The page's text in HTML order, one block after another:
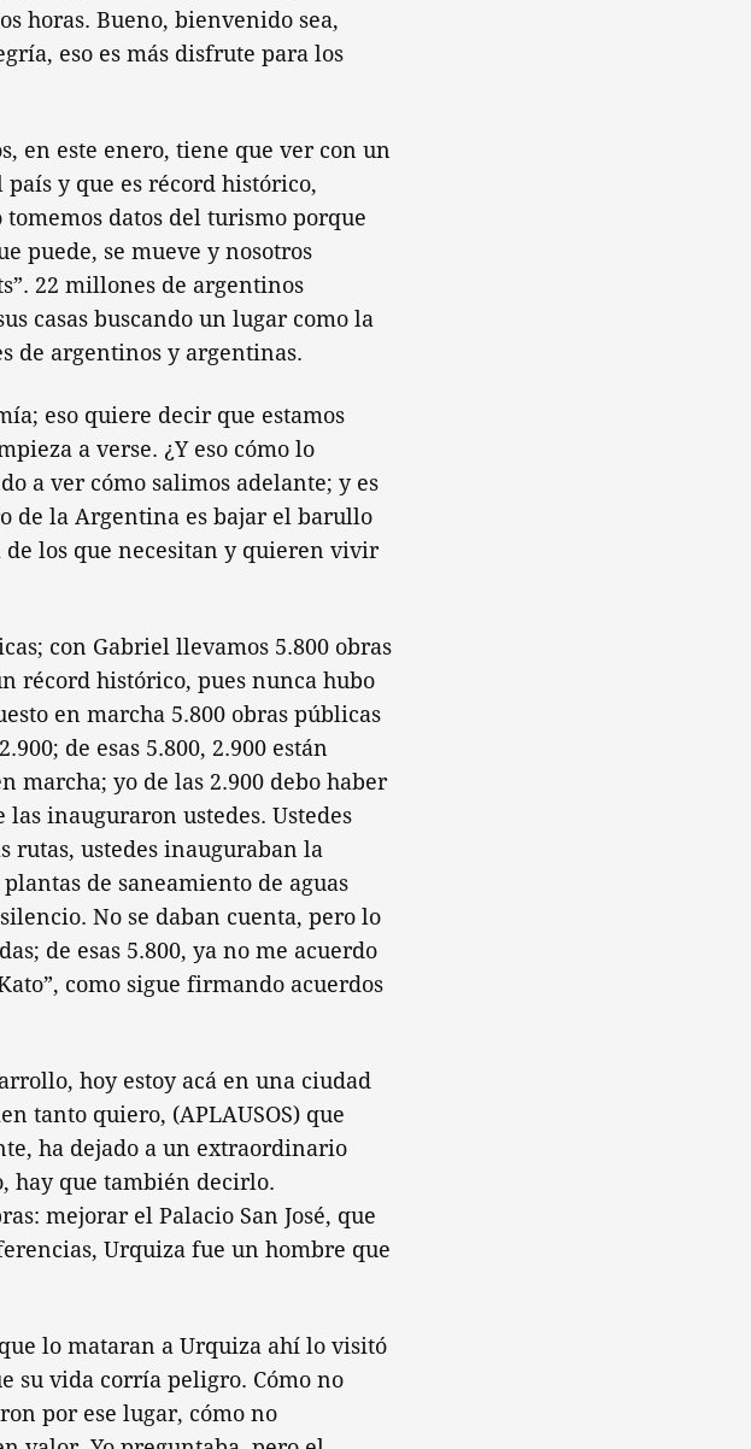
horas. Bueno, bienvenido sea,
eso es más disfrute para los
en este enero, tiene que ver con un
y que es récord histórico,
datos del turismo porque
puede, se mueve y nosotros
22 millones de argentinos
casas buscando un lugar como la
de argentinos y argentinas.
eso quiere decir que estamos
a verse. ¿Y eso cómo lo
a ver cómo salimos adelante; y es
de la Argentina es bajar el barullo
de los que necesitan y quieren vivir
con Gabriel llevamos 5.800 obras
récord histórico, pues nunca hubo
en marcha 5.800 obras públicas
de esas 5.800, 2.900 están
marcha; yo de las 2.900 debo haber
inauguraron ustedes. Ustedes
rutas, ustedes inauguraban la
de saneamiento de aguas
No se daban cuenta, pero lo
de esas 5.800, ya no me acuerdo
como sigue firmando acuerdos
hoy estoy acá en una ciudad
tanto quiero, (APLAUSOS) que
ha dejado a un extraordinario
hay que también decirlo.
mejorar el Palacio San José, que
Urquiza fue un hombre que
lo mataran a Urquiza ahí lo visitó
su vida corría peligro. Cómo no
por ese lugar, cómo no